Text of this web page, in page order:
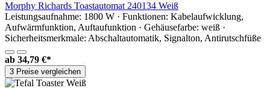
Morphy Richards Toastautomat 240134 Weiß
Leistungsaufnahme: 1800 W · Funktionen: Kabelaufwicklung,
Aufwärmfunktion, Auftaufunktion · Gehäusefarbe: weiß ·
Sicherheitsmerkmale: Abschaltautomatik, Signalton, Antirutschfüße
ab 34,79 €*
3 Preise vergleichen